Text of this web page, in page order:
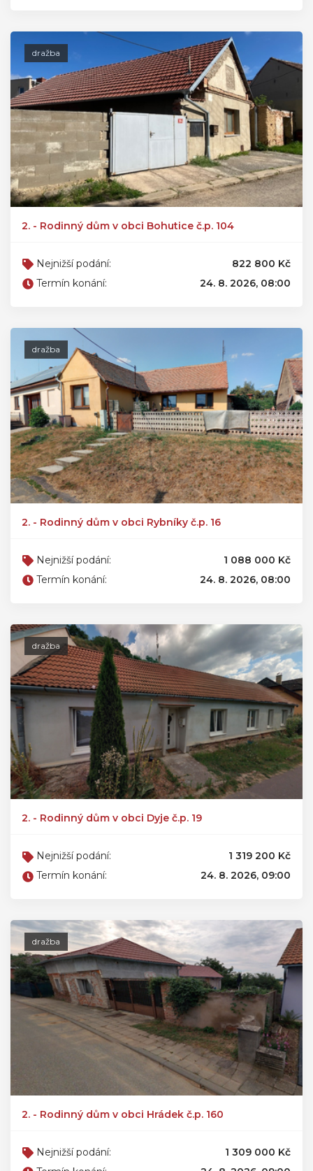
dražba
2. - Rodinný dům v obci Bohutice č.p. 104
Nejnižší podání:
822 800 Kč
Termín konání:
24. 8. 2026, 08:00
dražba
2. - Rodinný dům v obci Rybníky č.p. 16
Nejnižší podání:
1 088 000 Kč
Termín konání:
24. 8. 2026, 08:00
dražba
2. - Rodinný dům v obci Dyje č.p. 19
Nejnižší podání:
1 319 200 Kč
Termín konání:
24. 8. 2026, 09:00
dražba
2. - Rodinný dům v obci Hrádek č.p. 160
Nejnižší podání:
1 309 000 Kč